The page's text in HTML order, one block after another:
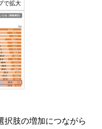
肢の増加につながら